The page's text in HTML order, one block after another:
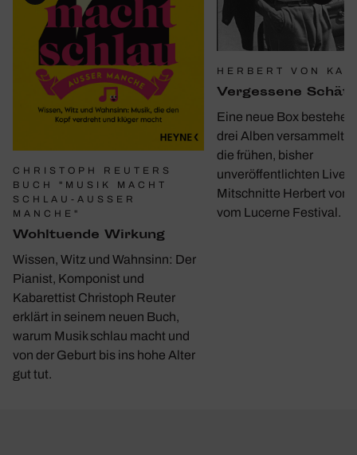
CHRISTOPH REUTERS
BUCH "MUSIK MACHT
SCHLAU-AUSSER M
ANCHE"
Wohl­tu­ende Wirkung
Wissen, Witz und Wahnsinn: Der
Pianist, Komponist und
Kabarettist Christoph Reuter
erklärt in seinem neuen Buch,
warum Musik schlau macht und
von der Geburt bis ins hohe Alter
gut tut.
HERBERT VON
Verges­sene
Eine neue Box
drei Alben versammelt
die frühen, bisher
unveröffentlichten Live-
Mitschnitte Herbert von
vom Lucerne Festival.